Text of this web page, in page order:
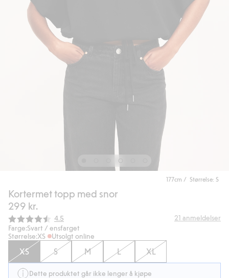
177cm / Størrelse: S
Kortermet topp med snor
299 kr.
Gjennomsnittskarakter:
4.5 21 anmeldelser
Farge:Svart / ensfarget
Størrelse:XS Utsolgt online
XS S M L XL
Dette produktet går ikke lenger å kjøpe